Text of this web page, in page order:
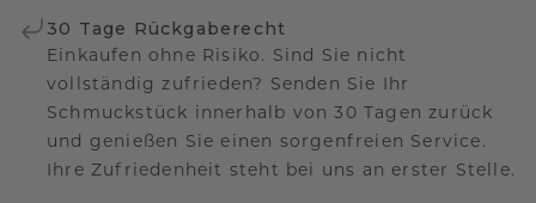
30 Tage Rückgaberecht
Einkaufen ohne Risiko. Sind Sie nicht
vollständig zufrieden? Senden Sie Ihr
Schmuckstück innerhalb von 30 Tagen zurück
und genießen Sie einen sorgenfreien Service.
Ihre Zufriedenheit steht bei uns an erster Stelle.